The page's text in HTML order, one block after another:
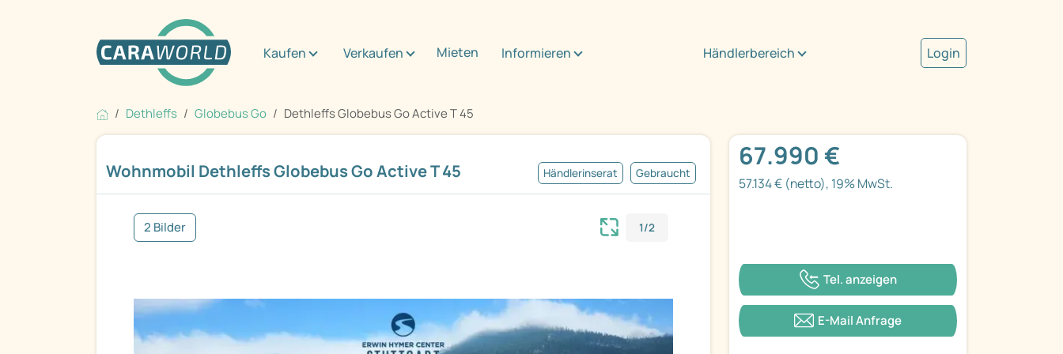
Kaufen Verkaufen Mieten Informieren Händlerbereich Login
Dethleffs Globebus Go Dethleffs Globebus Go Active T 45
Wohnmobil Dethleffs Globebus Go Active T 45 Händlerinserat Gebraucht
2 Bilder 1/2
67.990 €
57.134 € (netto), 19% MwSt.
Tel. anzeigen
E-Mail Anfrage